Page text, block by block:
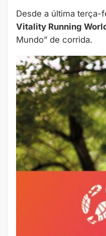
Desde a última terça-
Vitality Running
Mundo” de corrida.